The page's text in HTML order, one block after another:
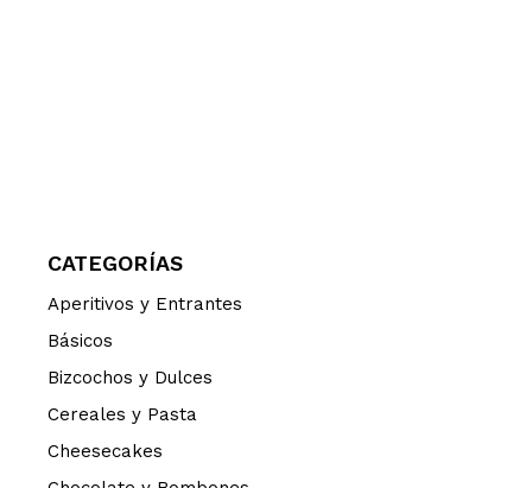
CATEGORÍAS
Aperitivos y Entrantes
Básicos
Bizcochos y Dulces
Cereales y Pasta
Cheesecakes